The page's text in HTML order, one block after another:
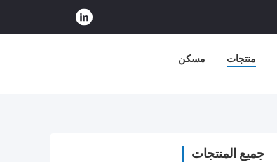
مسكن منتجات
جميع المنتجات